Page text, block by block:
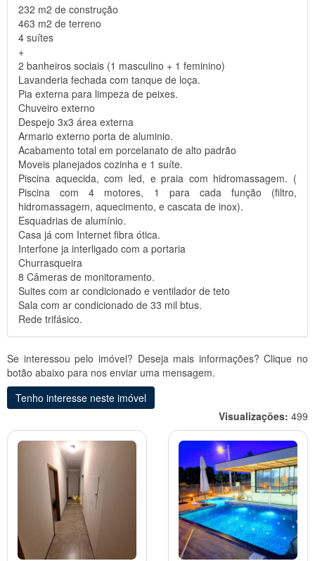
232 m2 de construção
463 m2 de terreno
4 suítes
+
2 banheiros sociais (1 masculino + 1 feminino)
Lavanderia fechada com tanque de loça.
Pia externa para limpeza de peixes.
Chuveiro externo
Despejo 3x3 área externa
Armario externo porta de aluminio.
Acabamento total em porcelanato de alto padrão
Moveis planejados cozinha e 1 suíte.
Piscina aquecida, com led, e praia com hidromassagem. (
Piscina com 4 motores, 1 para cada função (filtro,
hidromassagem, aquecimento, e cascata de inox).
Esquadrias de alumínio.
Casa já com Internet fibra ótica.
Interfone ja interligado com a portaria
Churrasqueira
8 Câmeras de monitoramento.
Suites com ar condicionado e ventilador de teto
Sala com ar condicionado de 33 mil btus.
Rede trifásico.
Se interessou pelo imóvel? Deseja mais informações? Clique no
botão abaixo para nos enviar uma mensagem.
Tenho interesse neste imóvel
Visualizações: 499